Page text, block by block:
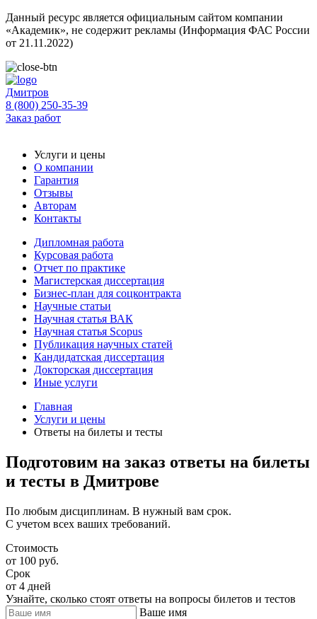
Данный ресурс является официальным сайтом компании
«Академик», не содержит рекламы (Информация ФАС России
от 21.11.2022)
Дмитров
8 (800) 250-35-39
Заказ работ
Услуги и цены
О компании
Гарантия
Отзывы
Авторам
Контакты
Дипломная работа
Курсовая работа
Отчет по практике
Магистерская диссертация
Бизнес-план для соцконтракта
Научные статьи
Научная статья ВАК
Научная статья Scopus
Публикация научных статей
Кандидатская диссертация
Докторская диссертация
Иные услуги
Главная
Услуги и цены
Ответы на билеты и тесты
Подготовим на заказ ответы на билеты
и тесты в Дмитрове
По любым дисциплинам. В нужный вам срок.
С учетом всех ваших требований.
Стоимость
от 100 руб.
Срок
от 4 дней
Узнайте, сколько стоят ответы на вопросы билетов и тестов
Ваше имя